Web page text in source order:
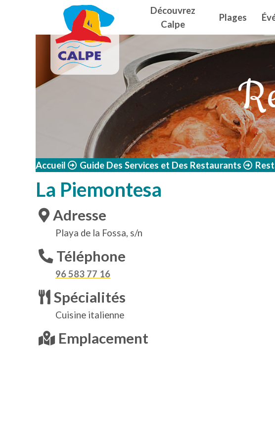
Aller au contenu principal Navegación
Découvrez
Calpe
Plages
Accueil Guide Des Services et Des Restaurants
La Piemontesa
Adresse
Playa de la Fossa, s/n
Téléphone
96 583 77 16
Spécialités
Cuisine italienne
Emplacement